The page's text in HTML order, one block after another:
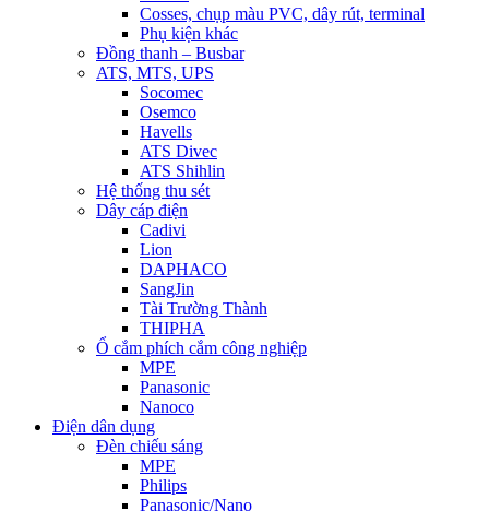
Cosses, chụp màu PVC, dây rút, terminal
Phụ kiện khác
Đồng thanh – Busbar
ATS, MTS, UPS
Socomec
Osemco
Havells
ATS Divec
ATS Shihlin
Hệ thống thu sét
Dây cáp điện
Cadivi
Lion
DAPHACO
SangJin
Tài Trường Thành
THIPHA
Ổ cắm phích cắm công nghiệp
MPE
Panasonic
Nanoco
Điện dân dụng
Đèn chiếu sáng
MPE
Philips
Panasonic/Nano